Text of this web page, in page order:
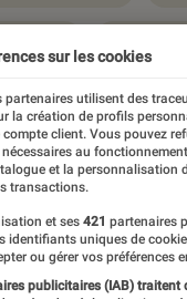
sur les cookies
partenaires utilisent des
la création de profils
compte client. Vous pouvez
au
et la personnalisation
transactions.
et ses 421 partenaires
identifiants uniques de
ou gérer vos préférences
publicitaires (IAB)